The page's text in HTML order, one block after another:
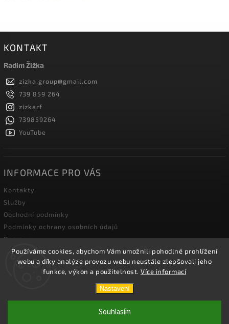
Používáme cookies, abychom Vám umožnili pohodlné prohlížení
webu a díky analýze provozu webu neustále zlepšovali jeho
funkce, výkon a použitelnost. Více informací
Nastavení
Souhlasím
KONTAKT
Radim Žižka
zizka.group@gmail.com
739 859 264
zizkarf
739859264
YouTube
INFORMACE PRO VÁS
Kontakty
Služby
Obchodní podmínky
Podmínky ochrany osobních údajů
Doprava
Blog zahradní techniky
Žižka R&F s.r.o.. Všechna práva vyhrazena.
Shoptet| DesignShoptak.cz.